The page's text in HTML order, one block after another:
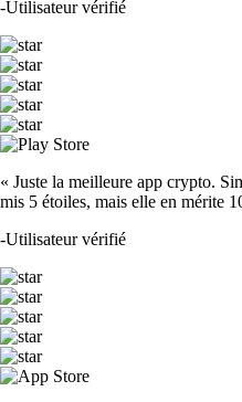
-Utilisateur vérifié
« Juste la meilleure app crypto.
mis 5 étoiles, mais elle en mérite
-Utilisateur vérifié